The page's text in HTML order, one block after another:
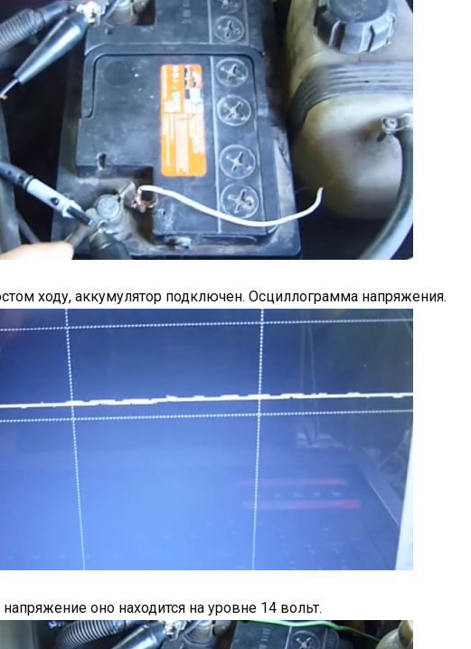
ходу, аккумулятор подключен. Осциллограмма напряжения.
оно находится на уровне 14 вольт.